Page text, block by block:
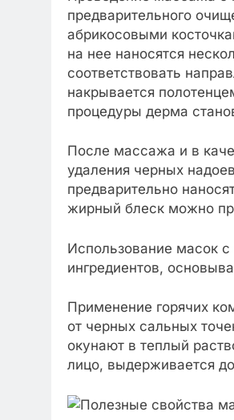
предварительного
абрикосовыми
на нее наносятся
соответствовать
накрывается
процедуры дерма
После массажа и в
удаления черных
предварительно
жирный блеск можно
Использование масок
ингредиентов,
Применение горячих
от черных сальных
окунают в теплый
лицо, выдерживается